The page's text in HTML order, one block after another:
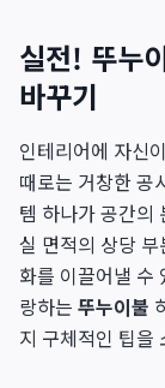
실전! 뚜누
바꾸기
인테리어에 자신
때로는 거창한 공
템 하나가 공간의
실 면적의 상당
화를 이끌어낼 수
랑하는 뚜누이불
지 구체적인 팁을